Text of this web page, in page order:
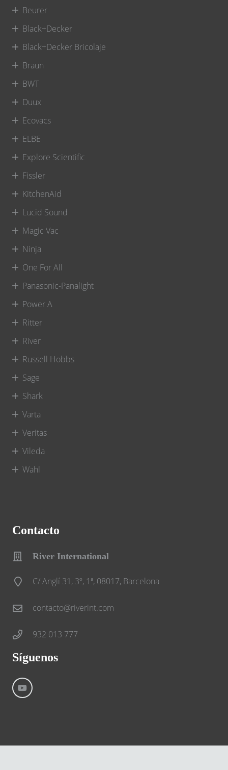
Beurer
Black+Decker
Black+Decker Bricolaje
Braun
BWT
Duux
Ecovacs
ELBE
Explore Scientific
Fissler
KitchenAid
Lucid Sound
Magic Vac
Ninja
One For All
Panasonic-Panalight
Power A
Ritter
River
Russell Hobbs
Sage
Shark
Varta
Veritas
Vileda
Wahl
Contacto
River International
C/ Anglí 31, 3º, 1ª, 08017, Barcelona
contacto@riverint.com
932 013 777
Síguenos